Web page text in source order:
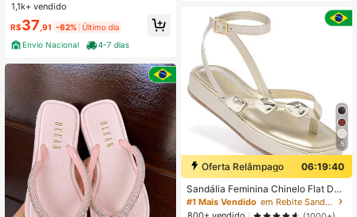
1,1k+ vendido
R$37 ,91 -62% Último dia
Envio Nacional
4-7 dias
5
Oferta Relâmpago
06:19:40
Sandália Feminina Chinelo Flat De
Dedo Sofiolí Tiras Delicadas Confor
tável Moda Macia Leve Brilho Verã
#1 Mais Vendido
em Rebite Sandálias Femininas